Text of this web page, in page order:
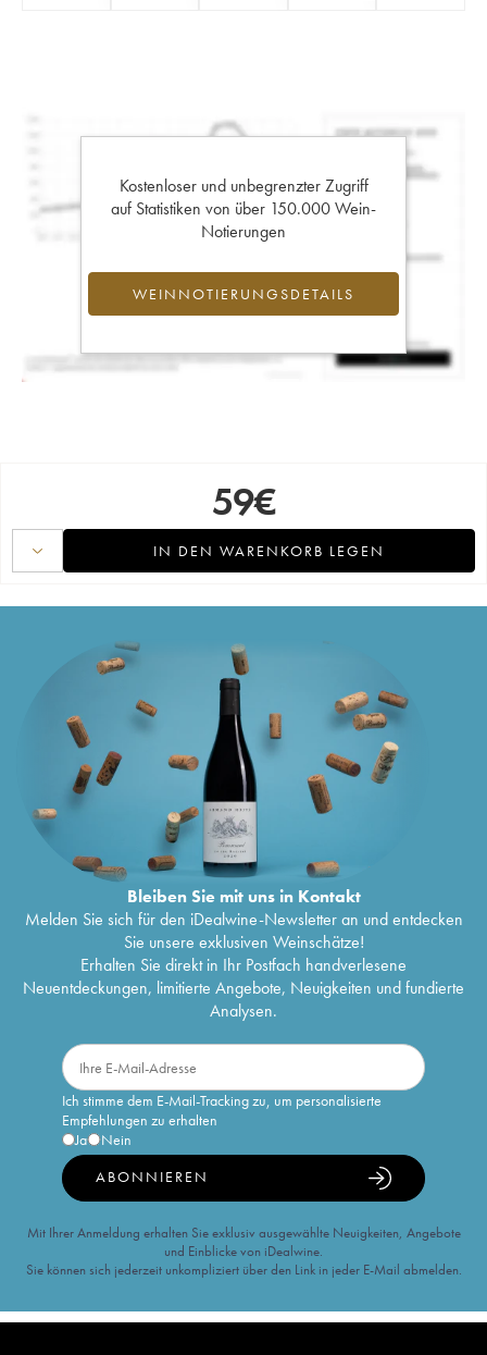
Kostenloser und unbegrenzter Zugriff
auf Statistiken von über 150.000 Wein-
Notierungen
WEINNOTIERUNGSDETAILS
59€
IN DEN WARENKORB LEGEN
Bleiben Sie mit uns in Kontakt
Melden Sie sich für den iDealwine-Newsletter an und entdecken
Sie unsere exklusiven Weinschätze!
Erhalten Sie direkt in Ihr Postfach handverlesene
Neuentdeckungen, limitierte Angebote, Neuigkeiten und fundierte
Analysen.
Ich stimme dem E-Mail-Tracking zu, um personalisierte
Empfehlungen zu erhalten
Ja
Nein
ABONNIEREN
Mit Ihrer Anmeldung erhalten Sie exklusiv ausgewählte Neuigkeiten, Angebote
und Einblicke von iDealwine.
Sie können sich jederzeit unkompliziert über den Link in jeder E-Mail abmelden.